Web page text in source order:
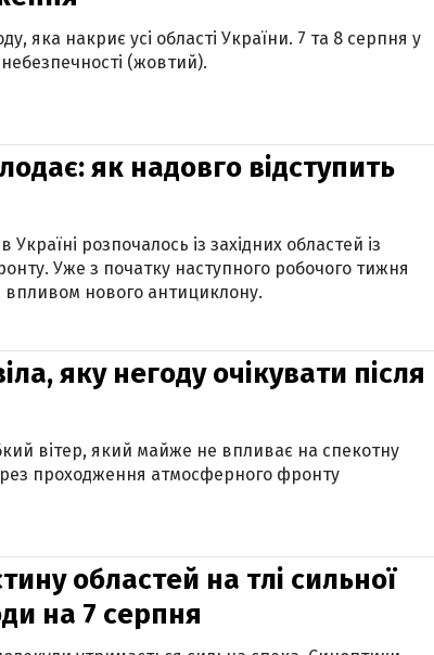
яка накриє усі області України. 7 та 8 серпня у
небезпечності (жовтий).
як надовго відступить
розпочалось із західних областей із
Уже з початку наступного робочого тижня
впливом нового антициклону.
яку негоду очікувати після
вітер, який майже не впливає на спекотну
проходження атмосферного фронту
областей на тлі сильної
на 7 серпня